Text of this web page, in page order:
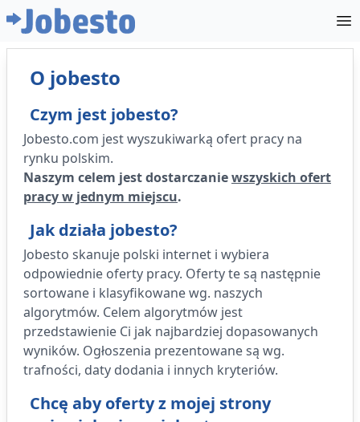
O jobesto
Czym jest jobesto?
Jobesto.com jest wyszukiwarką ofert pracy na
rynku polskim.
Naszym celem jest dostarczaniewszyskich ofert
pracy w jednym miejscu.
Jak działa jobesto?
Jobesto skanuje polski internet i wybiera
odpowiednie oferty pracy. Oferty te są następnie
sortowane i klasyfikowane wg. naszych
algorytmów. Celem algorytmów jest
przedstawienie Ci jak najbardziej dopasowanych
wyników. Ogłoszenia prezentowane są wg.
trafności, daty dodania i innych kryteriów.
Chcę aby oferty z mojej strony